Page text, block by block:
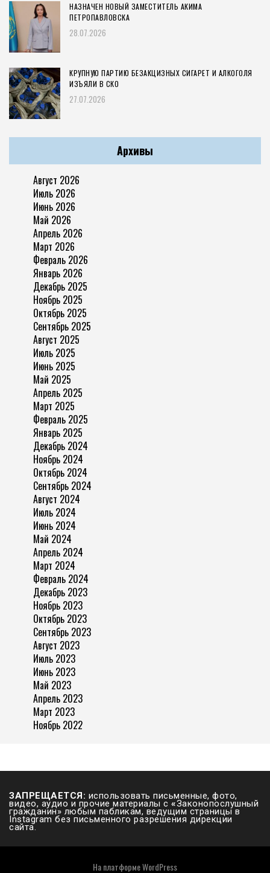
НАЗНАЧЕН НОВЫЙ ЗАМЕСТИТЕЛЬ АКИМА
ПЕТРОПАВЛОВСКА
28.07.2026
КРУПНУЮ ПАРТИЮ БЕЗАКЦИЗНЫХ СИГАРЕТ И АЛКОГОЛЯ
ИЗЪЯЛИ В СКО
27.07.2026
Архивы
Август 2026
Июль 2026
Июнь 2026
Май 2026
Апрель 2026
Март 2026
Февраль 2026
Январь 2026
Декабрь 2025
Ноябрь 2025
Октябрь 2025
Сентябрь 2025
Август 2025
Июль 2025
Июнь 2025
Май 2025
Апрель 2025
Март 2025
Февраль 2025
Январь 2025
Декабрь 2024
Ноябрь 2024
Октябрь 2024
Сентябрь 2024
Август 2024
Июль 2024
Июнь 2024
Май 2024
Апрель 2024
Март 2024
Февраль 2024
Декабрь 2023
Ноябрь 2023
Октябрь 2023
Сентябрь 2023
Август 2023
Июль 2023
Июнь 2023
Май 2023
Апрель 2023
Март 2023
Ноябрь 2022
ЗАПРЕЩАЕТСЯ: использовать письменные, фото,
видео, аудио и прочие материалы с «Законопослушный
гражданин» любым пабликам, ведущим страницы в
Instagram без письменного разрешения дирекции
сайта.
На платформеWordPress